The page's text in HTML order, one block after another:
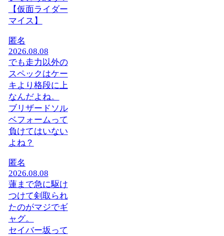
【仮面ライダー
マイス】
匿名
2026.08.08
でも走力以外の
スペックはケー
キより格段に上
なんだよね。
ブリザードソル
ベフォームって
負けてはいない
よね？
匿名
2026.08.08
蓮まで急に駆け
つけて剣取られ
たのがマジでギ
ャグ。
セイバー坂って